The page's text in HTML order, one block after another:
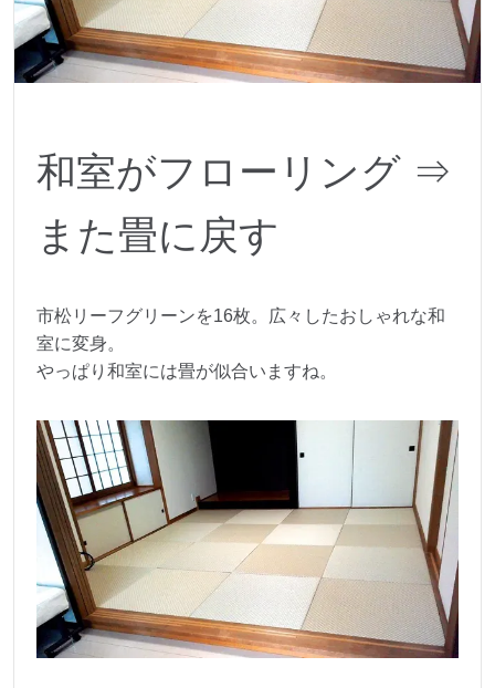
和室がフローリング ⇒
また畳に戻す
市松リーフグリーンを16枚。広々したおしゃれな和
室に変身。
やっぱり和室には畳が似合いますね。